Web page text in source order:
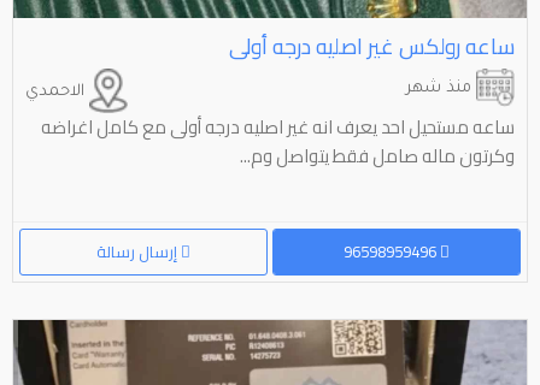
ساعه رولكس غير اصليه درجه أولى
الاحمدي منذ شهر
ساعه مستحيل احد يعرف انه غير اصليه درجه أولى مع كامل اغراضه
وكرتون ماله صامل فقط يتواصل وم...
إرسال رسالة